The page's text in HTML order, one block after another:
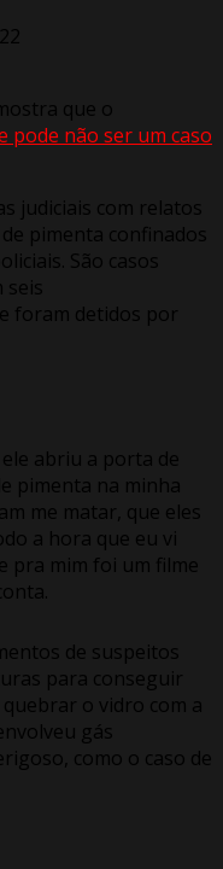
que o
pode não ser um caso
judiciais com relatos
pimenta confinados
São casos
seis
foram detidos por
abriu a porta de
pimenta na minha
me matar, que eles
a hora que eu vi
pra mim foi um filme
de suspeitos
para conseguir
o vidro com a
gás
como o caso de